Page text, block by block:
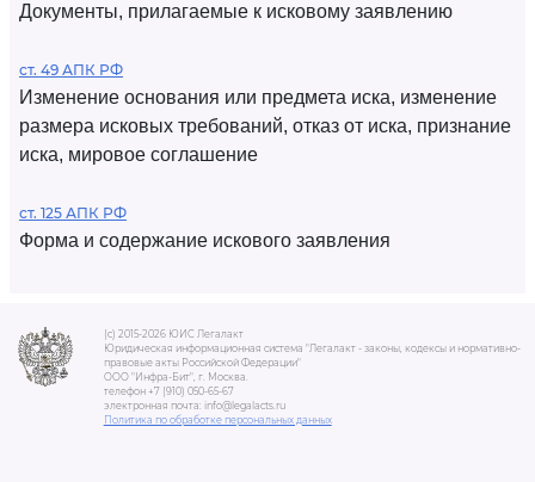
Документы, прилагаемые к исковому заявлению
ст. 49 АПК РФ
Изменение основания или предмета иска, изменение
размера исковых требований, отказ от иска, признание
иска, мировое соглашение
ст. 125 АПК РФ
Форма и содержание искового заявления
(c) 2015-2026 ЮИС Легалакт
Юридическая информационная система "Легалакт - законы, кодексы и нормативно-
правовые акты Российской Федерации"
ООО "Инфра-Бит", г. Москва.
телефон +7 (910) 050-65-67
электронная почта: info@legalacts.ru
Политика по обработке персональных данных